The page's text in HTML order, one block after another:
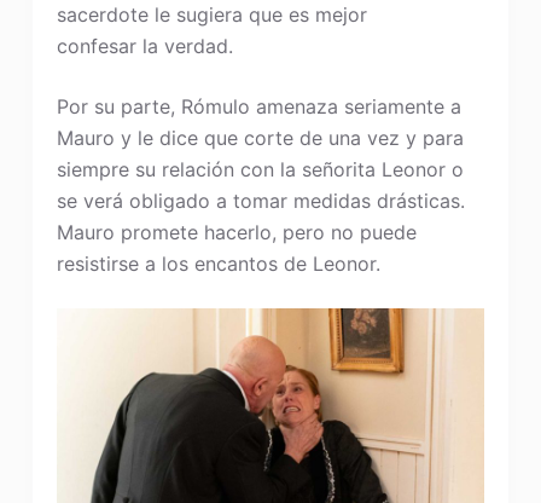
sacerdote le sugiera que es mejor
confesar la verdad.
Por su parte, Rómulo amenaza seriamente a
Mauro y le dice que corte de una vez y para
siempre su relación con la señorita Leonor o
se verá obligado a tomar medidas drásticas.
Mauro promete hacerlo, pero no puede
resistirse a los encantos de Leonor.